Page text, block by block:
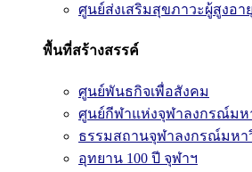
ศูนย์ส่งเสริมสุขภาวะผู้สูงอายุ
พื้นที่สร้างสรรค์
ศูนย์พันธกิจเพื่อสังคม
ศูนย์กีฬาแห่งจุฬาลงกรณ์มห
ธรรมสถานจุฬาลงกรณ์มหา
อุทยาน 100 ปี จุฬาฯ